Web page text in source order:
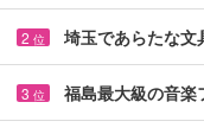
2 位 埼玉であらたな
3 位 福島最大級の音